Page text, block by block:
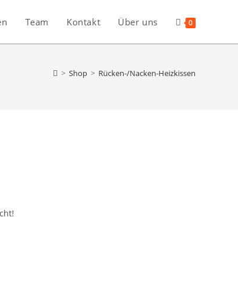
Team Kontakt Über uns 0
> Shop > Rücken-/Nacken-Heizkissen